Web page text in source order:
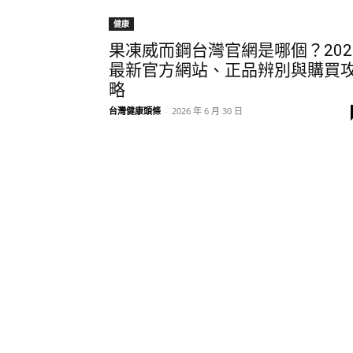
健康
果凍威而鋼台灣官網是哪個？
最新官方網站、正品辨別與購買
略
台灣健康頭條 - 2026 年 6 月 30 日